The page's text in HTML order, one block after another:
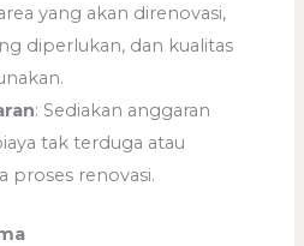
yang akan direnovasi,
diperlukan, dan kualitas
: Sediakan anggaran
tak terduga atau
proses renovasi.